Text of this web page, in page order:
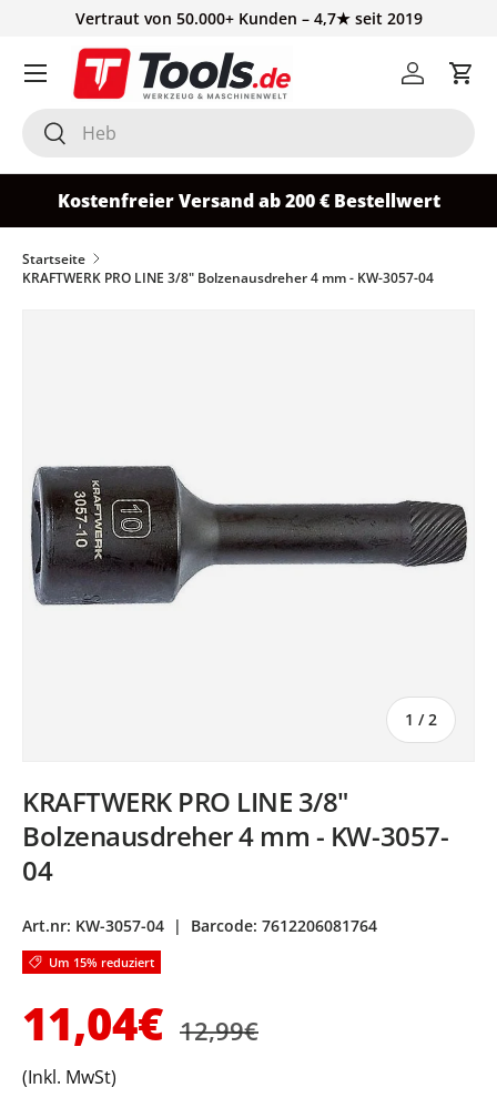
Vertraut von 50.000+ Kunden – 4,7★ seit 2019
Suchen
Suchen
Einloggen
Kostenfreier Versand ab 200 € Bestellwert
Startseite
KRAFTWERK PRO LINE 3/8" Bolzenausdreher 4 mm - KW-3057-04
1 / von
2
KRAFTWERK PRO LINE 3/8"
Bolzenausdreher 4 mm - KW-3057-
04
Art.nr: KW-3057-04 | Barcode: 7612206081764
Um 15% reduziert
Verkaufspreis
11,04€ 12,99€
(Inkl. MwSt)